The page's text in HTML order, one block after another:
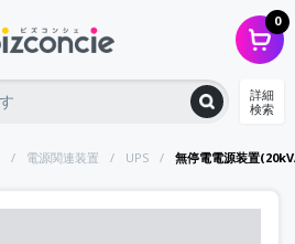
0
詳細
検索
電源関連装置 UPS 無停電電源装置